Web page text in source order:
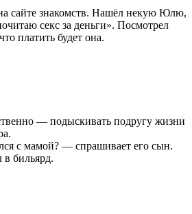
сайте знакомств. Нашёл некую Юлю,
секс за деньги». Посмотрел
платить будет она.
— подыскивать подругу жизни
с мамой? — спрашивает его сын.
бильярд.